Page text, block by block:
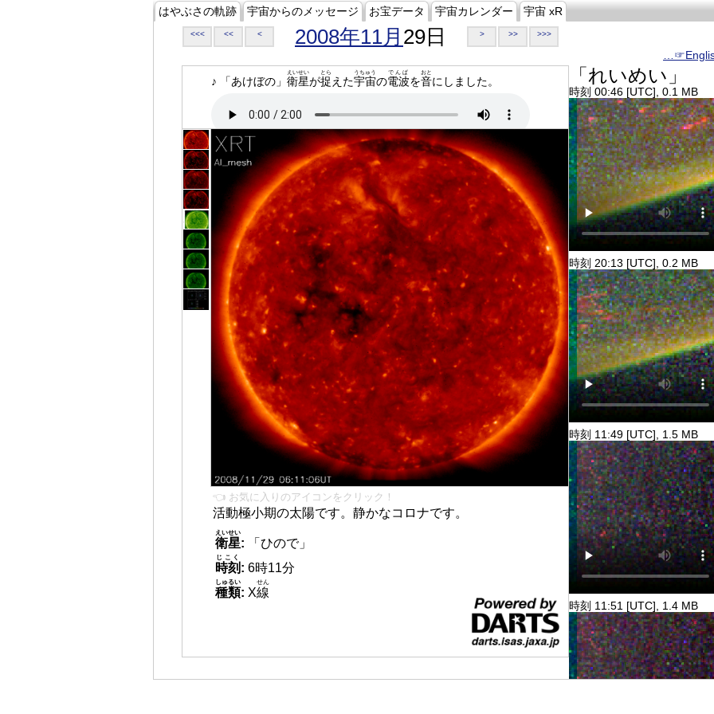
はやぶさの軌跡 宇宙からのメッセージ お宝データ 宇宙カレンダー 宇宙 xR
<<< << < 2008年11月 29日 > >> >>>
♪ 「あけぼの」 衛星
えいせい
が捉
とら
えた宇宙
うちゅう
の電波
でんぱ
を音
おと
にしました。
👈 お気に入りのアイコンをクリック！
活動極小期の太陽です。静かなコロナです。
衛星
えいせい
:
「ひので」
時刻
じこく
: 6時11分
種類
しゅるい
: X線
せん
「れいめい」
時刻 00:46 [UTC], 0.1 MB
時刻 20:13 [UTC], 0.2 MB
時刻 11:49 [UTC], 1.5 MB
時刻 11:51 [UTC], 1.4 MB